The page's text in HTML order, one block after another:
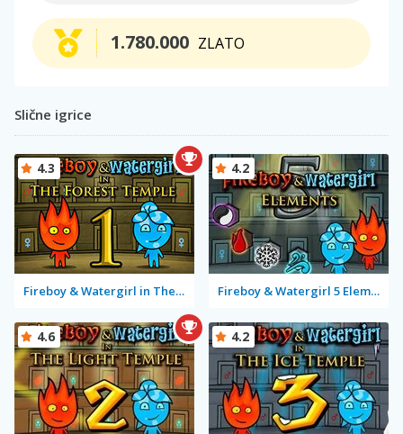
ZLATO
1.780.000
Slične igrice
Fireboy & Watergirl in The Forest Temple
4.3
Fireboy & Watergirl 5 Elements
4.2
4.6 4.2